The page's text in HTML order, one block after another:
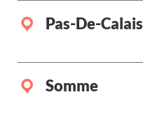
Pas-De-Calais
Somme